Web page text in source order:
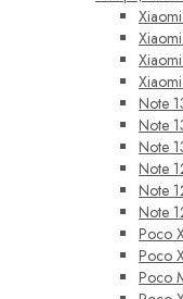
Note
Note
Note
Note
Note
Note
Poco
Poco
Poco